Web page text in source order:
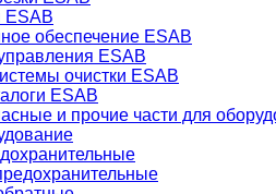
ESAB
обеспечение ESAB
ESAB
очистки ESAB
ESAB
и прочие части для